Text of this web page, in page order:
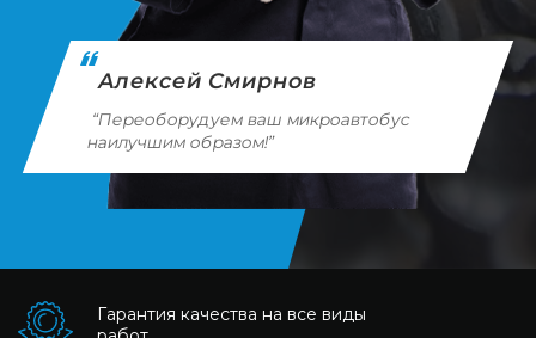
Алексей Смирнов
“Переоборудуем ваш микроавтобус
наилучшим образом!”
Гарантия качества на все виды